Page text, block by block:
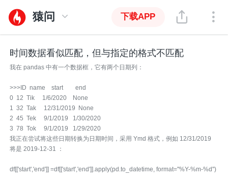
猿问 下载APP
时间数据看似匹配，但与指定的格式不匹配
我在 pandas 中有一个数据框，它有两个日期列：
>>>ID name start end
0 12 Tik 1/6/2020 None
1 32 Tak 12/31/2019 None
2 45 Tek 9/1/2019 1/30/2020
3 78 Tok 9/1/2019 1/29/2020
我正在尝试将这些日期转换为日期时间，采用 Ymd 格式，例如 12/31/2019
将是 2019-12-31 ：
df[['start','end']] =df[['start','end']].apply(pd.to_datetime, format=''%Y-%m-%d'')